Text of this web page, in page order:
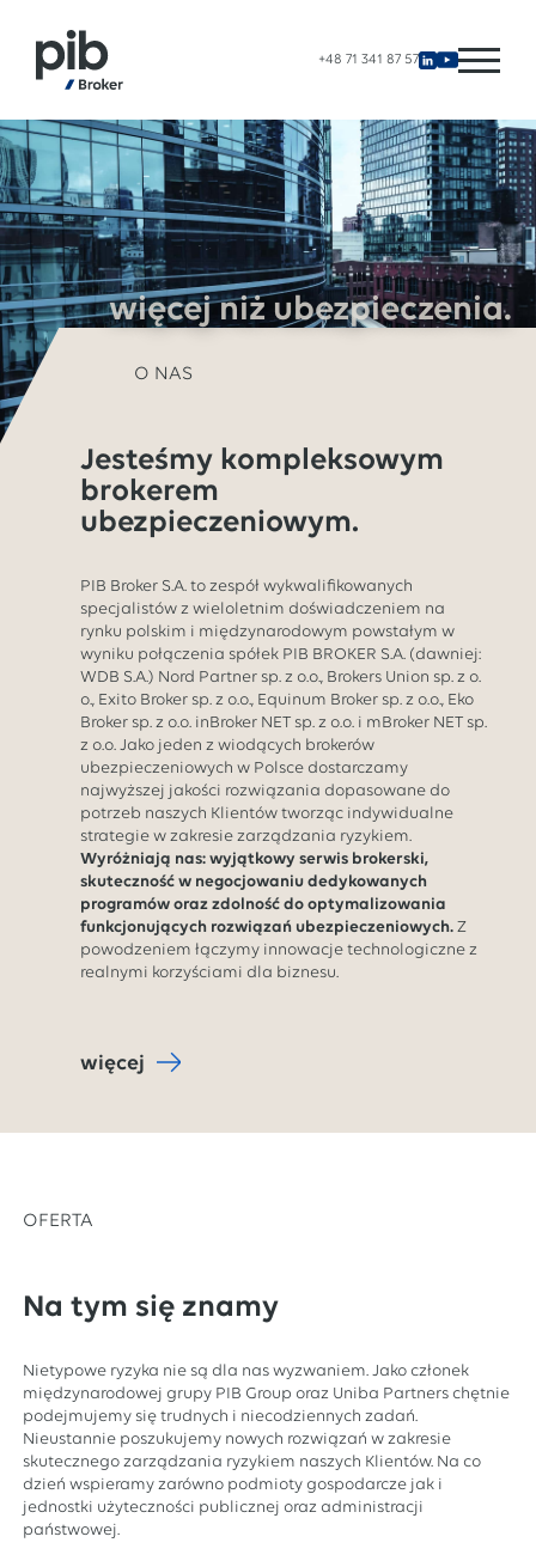
+48 71 341 87 57
więcej niż ubezpieczenia.
O NAS
Jesteśmy kompleksowym
brokerem
ubezpieczeniowym.
PIB Broker S.A. to zespół wykwalifikowanych
specjalistów z wieloletnim doświadczeniem na
rynku polskim i międzynarodowym powstałym w
wyniku połączenia spółek PIB BROKER S.A. (dawniej:
WDB S.A.) Nord Partner sp. z o.o., Brokers Union sp. z o.
o., Exito Broker sp. z o.o., Equinum Broker sp. z o.o., Eko
Broker sp. z o.o. inBroker NET sp. z o.o. i mBroker NET sp.
z o.o. Jako jeden z wiodących brokerów
ubezpieczeniowych w Polsce dostarczamy
najwyższej jakości rozwiązania dopasowane do
potrzeb naszych Klientów tworząc indywidualne
strategie w zakresie zarządzania ryzykiem.
Wyróżniają nas: wyjątkowy serwis brokerski,
skuteczność w negocjowaniu dedykowanych
programów oraz zdolność do optymalizowania
funkcjonujących rozwiązań ubezpieczeniowych. Z
powodzeniem łączymy innowacje technologiczne z
realnymi korzyściami dla biznesu.
więcej
OFERTA
Na tym się znamy
Nietypowe ryzyka nie są dla nas wyzwaniem. Jako członek
międzynarodowej grupy PIB Group oraz Uniba Partners chętnie
podejmujemy się trudnych i niecodziennych zadań.
Nieustannie poszukujemy nowych rozwiązań w zakresie
skutecznego zarządzania ryzykiem naszych Klientów. Na co
dzień wspieramy zarówno podmioty gospodarcze jak i
jednostki użyteczności publicznej oraz administracji
państwowej.